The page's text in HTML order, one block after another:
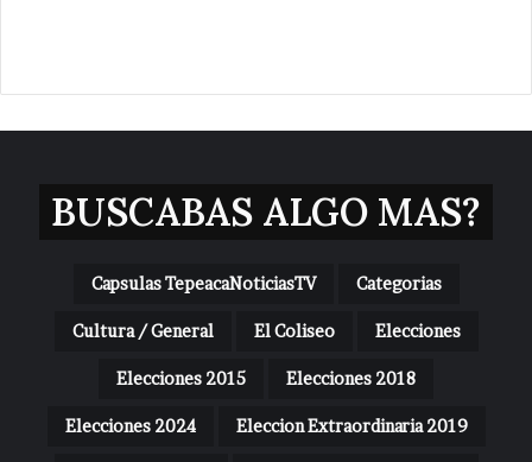
BUSCABAS ALGO MAS?
Capsulas TepeacaNoticiasTV Categorias
Cultura / General El Coliseo Elecciones
Elecciones 2015 Elecciones 2018
Elecciones 2024 Eleccion Extraordinaria 2019